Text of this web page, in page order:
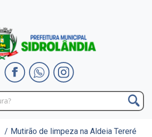
/ Mutirão de limpeza na Aldeia Tereré